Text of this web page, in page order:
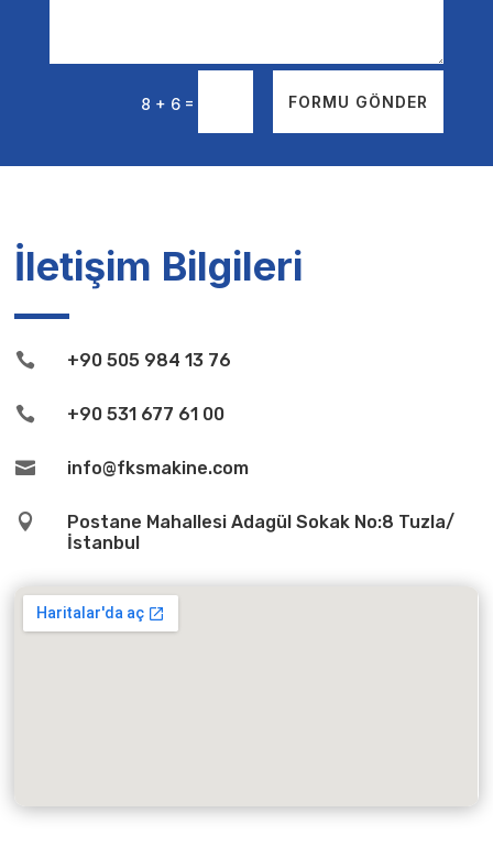
8 + 6 = FORMU GÖNDER
İletişim Bilgileri
 +90 505 984 13 76
 +90 531 677 61 00
 info@fksmakine.com

Postane Mahallesi Adagül Sokak No:8 Tuzla/
İstanbul